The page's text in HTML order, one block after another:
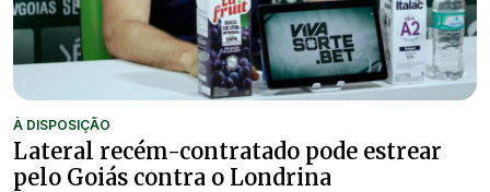
À DISPOSIÇÃO
Lateral recém-contratado pode estrear
pelo Goiás contra o Londrina